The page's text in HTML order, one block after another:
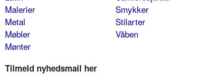
Malerier
Metal
Møbler
Mønter
Smykker
Stilarter
Våben
Tilmeld nyhedsmail her